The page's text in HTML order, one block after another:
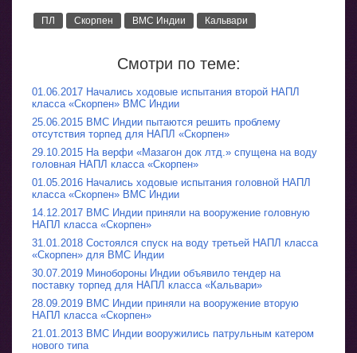
ПЛ Скорпен ВМС Индии Кальвари
Смотри по теме:
01.06.2017 Начались ходовые испытания второй НАПЛ
класса «Скорпен» ВМС Индии
25.06.2015 ВМС Индии пытаются решить проблему
отсутствия торпед для НАПЛ «Скорпен»
29.10.2015 На верфи «Мазагон док лтд.» спущена на воду
головная НАПЛ класса «Скорпен»
01.05.2016 Начались ходовые испытания головной НАПЛ
класса «Скорпен» ВМС Индии
14.12.2017 ВМС Индии приняли на вооружение головную
НАПЛ класса «Скорпен»
31.01.2018 Состоялся спуск на воду третьей НАПЛ класса
«Скорпен» для ВМС Индии
30.07.2019 Минобороны Индии объявило тендер на
поставку торпед для НАПЛ класса «Кальвари»
28.09.2019 ВМС Индии приняли на вооружение вторую
НАПЛ класса «Скорпен»
21.01.2013 ВМС Индии вооружились патрульным катером
нового типа